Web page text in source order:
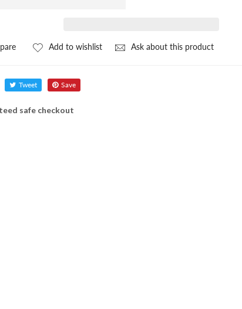
Add to wishlist Ask about this product
Tweet Save
safe checkout